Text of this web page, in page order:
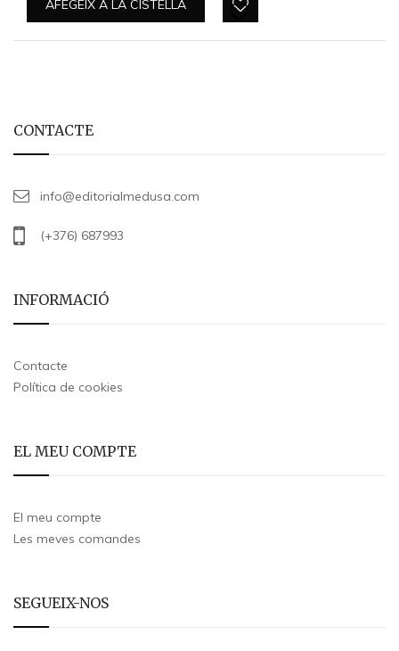
AFEGEIX A LA CISTELLA
CONTACTE
info@editorialmedusa.com
(+376) 687993
INFORMACIÓ
Contacte
Política de cookies
EL MEU COMPTE
El meu compte
Les meves comandes
SEGUEIX-NOS